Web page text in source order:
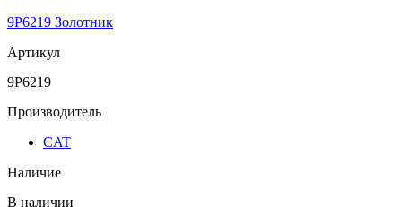
9P6219 Золотник
Артикул
9P6219
Производитель
CAT
Наличие
В наличии